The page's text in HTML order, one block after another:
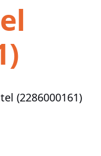
(2286000161)